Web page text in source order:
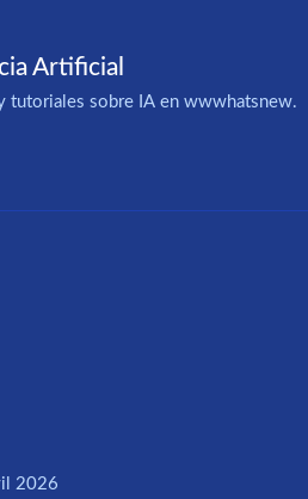
Artificial
tutoriales sobre IA en wwwhatsnew.
2026